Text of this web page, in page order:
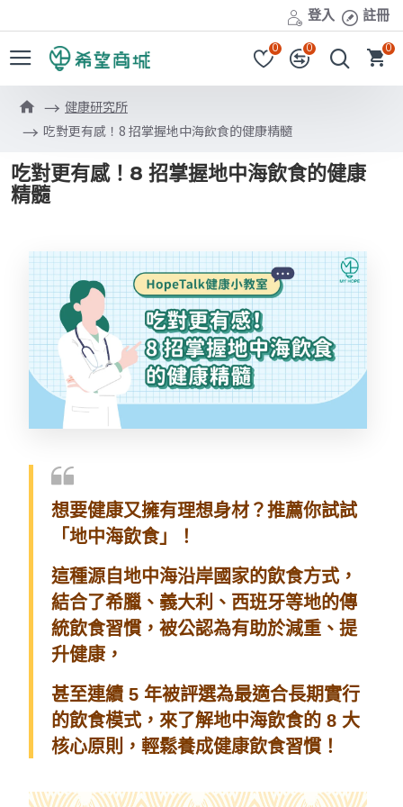
登入 註冊
0 0 0
健康研究所
吃對更有感！8 招掌握地中海飲食的健康精髓
吃對更有感！8 招掌握地中海飲食的健康
精髓
想要健康又擁有理想身材？推薦你試試
「地中海飲食」！
這種源自地中海沿岸國家的飲食方式，
結合了希臘、義大利、西班牙等地的傳
統飲食習慣，被公認為有助於減重、提
升健康，
甚至連續 5 年被評選為最適合長期實行
的飲食模式，來了解地中海飲食的 8 大
核心原則，輕鬆養成健康飲食習慣！